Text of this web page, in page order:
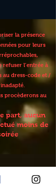
la présence
pour leurs
refuser l’entrée à
au dress-code et /
procèderons au
part, aucun
moins de